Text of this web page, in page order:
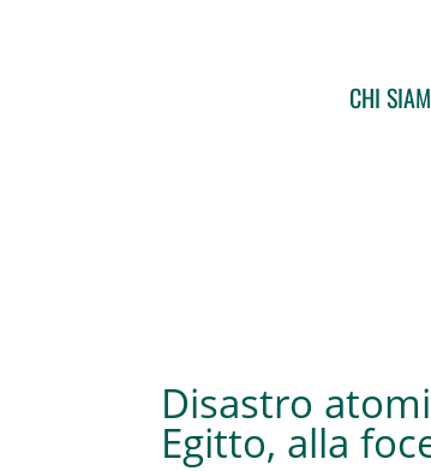
CHI
Disastro
Egitto, alla